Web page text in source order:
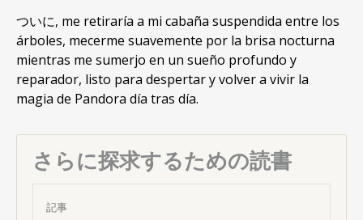
ついに, me retiraría a mi cabaña suspendida entre los
árboles, mecerme suavemente por la brisa nocturna
mientras me sumerjo en un sueño profundo y
reparador, listo para despertar y volver a vivir la
magia de Pandora día tras día.
さらに探求するための読書
記事